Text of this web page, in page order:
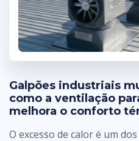
Galpões industriais
como a ventilação
melhora o conforto
O excesso de calor é um